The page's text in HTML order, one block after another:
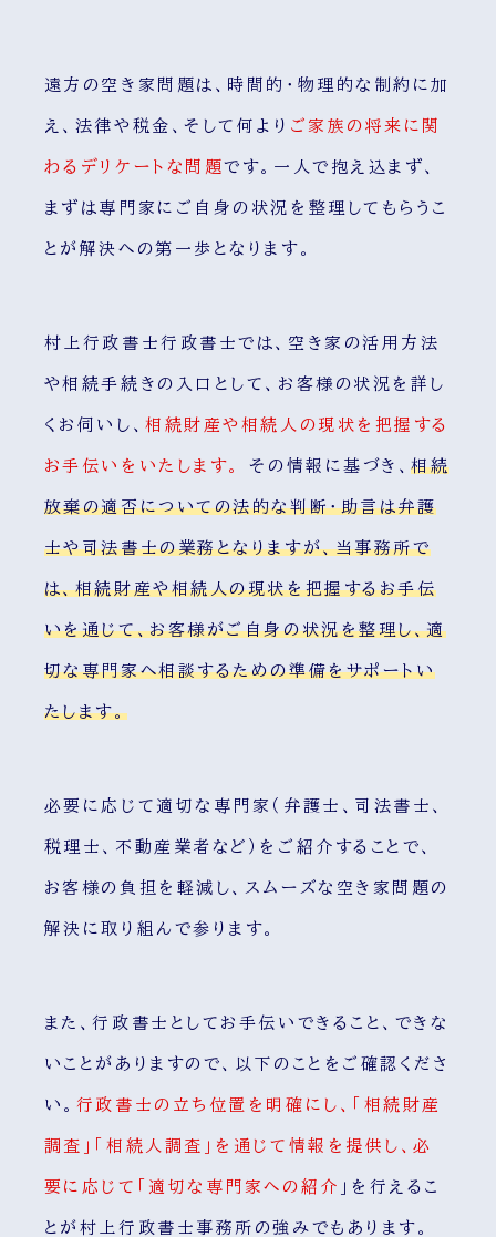
遠方の空き家問題は、時間的・物理的な制約に加
え、法律や税金、そして何より ご家族の将来に関
わるデリケートな問題です。一人で抱え込まず、
まずは専門家にご自身の状況を整理してもらうこ
とが解決への第一歩となります。
村上行政書士行政書士では、空き家の活用方法
や相続手続きの入口として、お客様の状況を詳し
くお伺いし、相続財産や相続人の現状を把握する
お手伝いをいたします。 その情報に基づき、相続
放棄の適否についての法的な判断・助言は弁護
士や司法書士の業務となりますが、当事務所で
は、相続財産や相続人の現状を把握するお手伝
いを通じて、お客様がご自身の状況を整理し、適
切な専門家へ相談するための準備をサポートい
たします。
必要に応じて適切な専門家（弁護士、司法書士、
税理士、不動産業者など）をご紹介することで、
お客様の負担を軽減し、スムーズな空き家問題の
解決に取り組んで参ります。
また、行政書士としてお手伝いできること、できな
いことがありますので、以下のことをご確認くださ
い。 行政書士の立ち位置を明確にし、「相続財産
調査」「相続人調査」を通じて情報を提供し、必
要に応じて「適切な専門家への紹介 」 を行えるこ
とが村上行政書士事務所の強みでもあります。